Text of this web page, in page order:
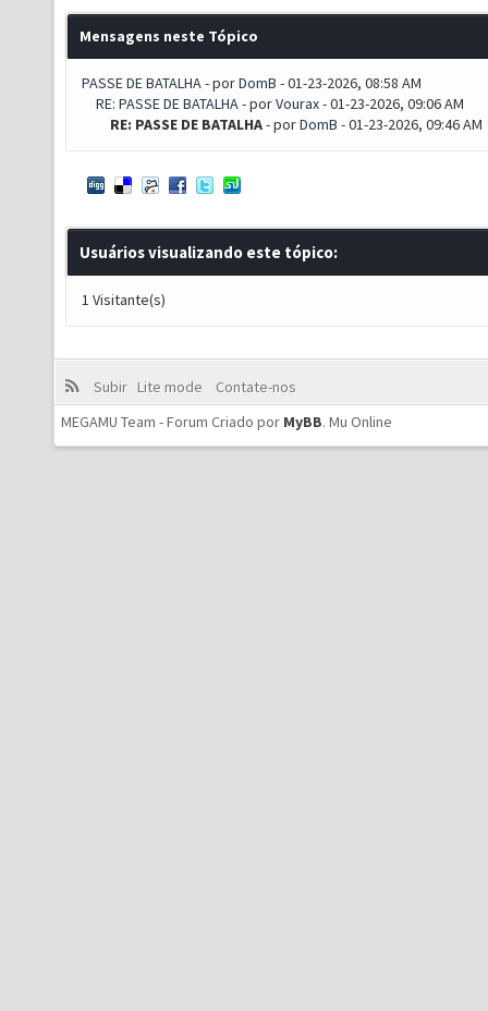
Mensagens neste Tópico
PASSE DE BATALHA- porDomB - 01-23-2026, 08:58 AM
RE: PASSE DE BATALHA- porVourax- 01-23-2026, 09:06 AM
RE: PASSE DE BATALHA- porDomB - 01-23-2026, 09:46 AM
Usuários visualizando este tópico:
1 Visitante(s)
Subir Lite mode
Contate-nos
MEGAMU Team - Forum Criado por MyBB. Mu Online